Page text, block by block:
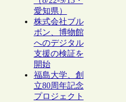
愛知県）
株式会社ブル
ボン、博物館
へのデジタル
支援の検証を
開始
福島大学、創
立80周年記念
プロジェクト